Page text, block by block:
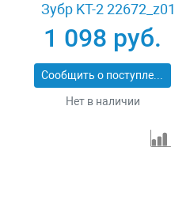
Зубр KT-2 22672_z01
1 098 руб.
Сообщить о поступлении
Нет в наличии